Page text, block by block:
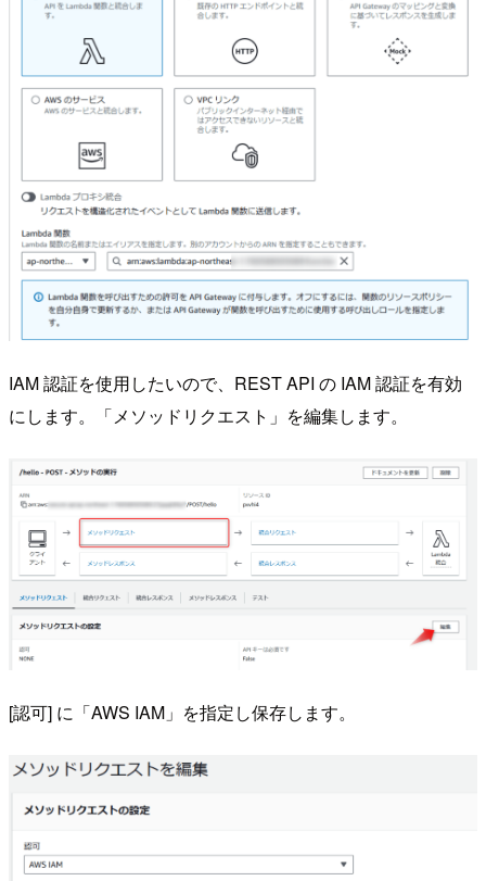
IAM 認証を使用したいので、REST API の IAM 認証を有効
にします。「メソッドリクエスト」を編集します。
[認可] に「AWS IAM」を指定し保存します。